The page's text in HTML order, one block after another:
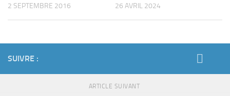
2 SEPTEMBRE 2016 26 AVRIL 2024
SUIVRE :
ARTICLE SUIVANT